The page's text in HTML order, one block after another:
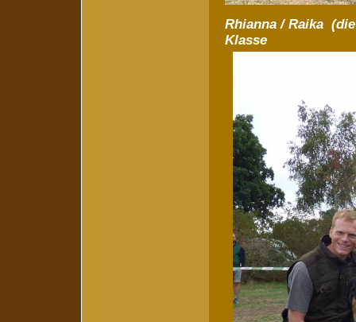
Rhianna / Raika
Klasse